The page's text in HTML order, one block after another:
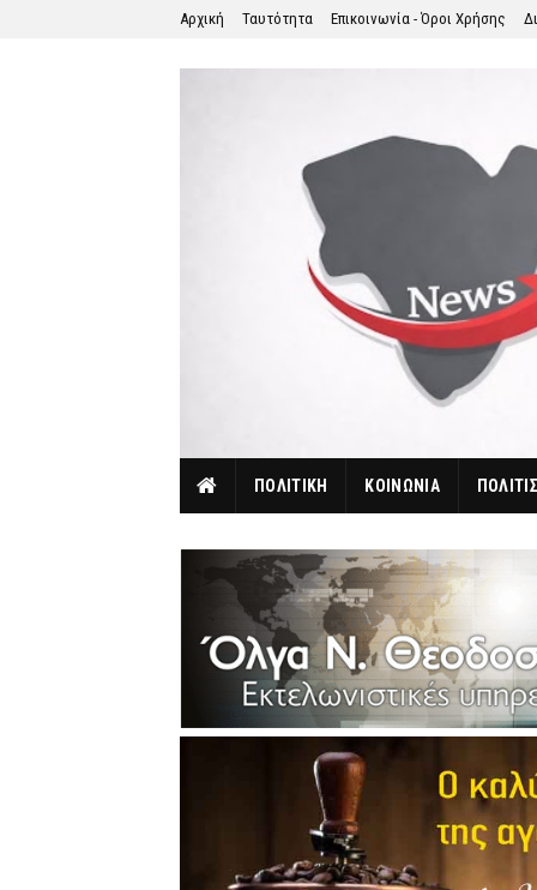
Αρχική Ταυτότητα Επικοινωνία - Όροι Χρήσης
ΠΟΛΙΤΙΚΗ ΚΟΙΝΩΝΙΑ